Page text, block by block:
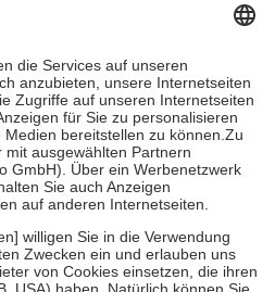
Zuzahlungen in Höhe von zehn
jedoch nie mehr als die
zu entrichten.
auch für Online-Apotheken.
Krankenpflege beträgt die
sowie zehn Euro je
für ihre eigene Gesundheit
der Familie zu unterstützen,
bei:
zum vollendeten 18. Lebensjahr